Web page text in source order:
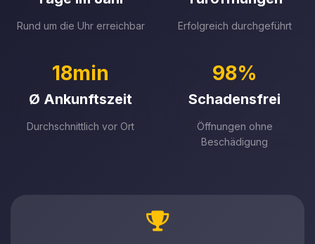
Rund um die Uhr erreichbar Erfolgreich durchgeführt
18min
Ø Ankunftszeit
Durchschnittlich vor Ort
98%
Schadensfrei
Öffnungen ohne
Beschädigung